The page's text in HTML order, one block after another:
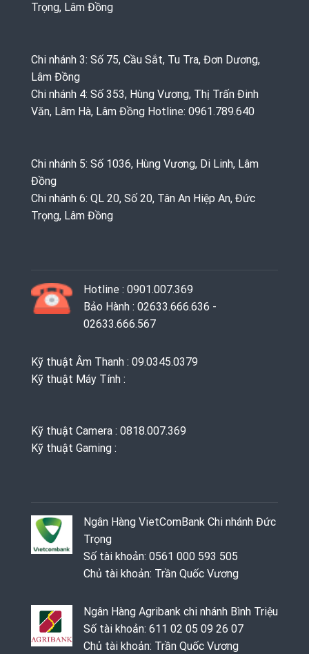
Trọng, Lâm Đồng
Chi nhánh 3: Số 75, Cầu Sắt, Tu Tra, Đơn Dương,
Lâm Đồng
Chi nhánh 4: Số 353, Hùng Vương, Thị Trấn Đinh
Văn, Lâm Hà, Lâm Đồng Hotline: 0961.789.640
Chi nhánh 5: Số 1036, Hùng Vương, Di Linh, Lâm
Đồng
Chi nhánh 6: QL 20, Số 20, Tân An Hiệp An, Đức
Trọng, Lâm Đồng
Hotline : 0901.007.369
Bảo Hành : 02633.666.636 -
02633.666.567
Kỹ thuật Âm Thanh : 09.0345.0379
Kỹ thuật Máy Tính :
Kỹ thuật Camera : 0818.007.369
Kỹ thuật Gaming ‭: ‬
Ngân Hàng VietComBank Chi nhánh Đức
Trọng
Số tài khoản: 0561 000 593 505
Chủ tài khoản: Trần Quốc Vương
Ngân Hàng Agribank chi nhánh Bình Triệu
Số tài khoản: 611 02 05 09 26 07
Chủ tài khoản: Trần Quốc Vương